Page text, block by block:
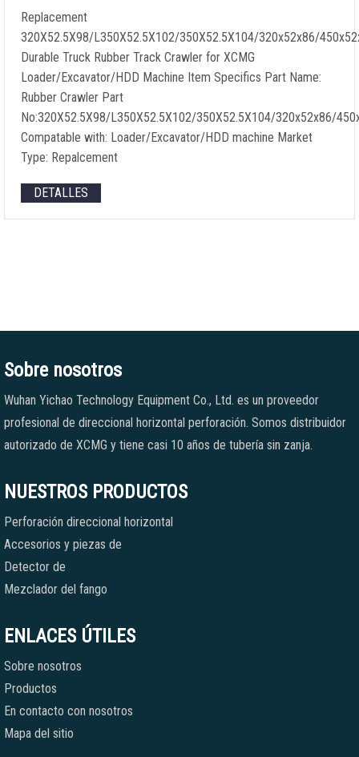
Replacement
320X52.5X98/L350X52.5X102/350X52.5X104/320x52x86/
Durable Truck Rubber Track Crawler for XCMG
Loader/Excavator/HDD Machine Item Specifics Part Name:
Rubber Crawler Part
No:320X52.5X98/L350X52.5X102/350X52.5X104/320x52x86/
Compatable with: Loader/Excavator/HDD machine Market
Type: Repalcement
DETALLES
Sobre nosotros
Wuhan Yichao Technology Equipment Co., Ltd. es un proveedor
profesional de direccional horizontal perforación. Somos distribuidor
autorizado de XCMG y tiene casi 10 años de tubería sin zanja.
NUESTROS PRODUCTOS
Perforación direccional horizontal
Accesorios y piezas de
Detector de
Mezclador del fango
ENLACES ÚTILES
Sobre nosotros
Productos
En contacto con nosotros
Mapa del sitio